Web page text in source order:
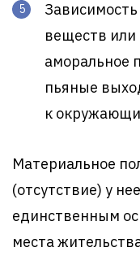
веществ или
аморальное
пьяные
к
Материальное
(отсутствие) у
единственным
места